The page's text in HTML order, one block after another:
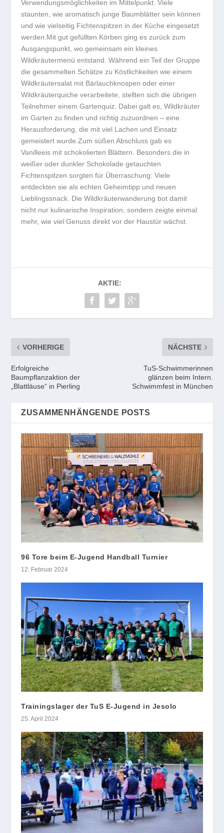
Verwendungsmöglichkeiten im Mittelpunkt. Viele
staunten, wie aromatisch junge Baumblätter sein können
und wie vielseitig Fichtenspitzen in der Küche eingesetzt
werden.Mit gut gefüllten Körben ging es zurück zum
Ausgangspunkt, wo gemeinsam ein kleines
Wildkräutermenü entstand. Während ein Teil der Gruppe
die gesammelten Schätze zu Köstlichkeiten wie einem
Wildkräutersalat mit Bärlauchknospen oder einer
Wildkräuterquiche verarbeitete, stellten sich die übrigen
Teilnehmer einem Gartenquiz. Dabei galt es, Wildkräuter
im Garten zu finden und richtig zuzuordnen – eine
Herausforderung, die mit viel Lachen und Einsatz
gemeistert wurde.Zum süßen Abschluss gab es
Vanilleeis mit schokolierten Blättern. Besonders die in
weißer oder dunkler Schokolade getauchten
Fichtenspitzen sorgten für Überraschung: Viele
entdeckten sie als echten Geheimtipp und neuen
Lieblingssnack. Die Wildkräuterwanderung bot damit
nicht nur kulinarische Inspiration, sondern zeigte einmal
mehr, wie viel Genuss direkt vor der Haustür wächst.
AKTIE:
VORHERIGE
Erfolgreiche
Baumpflanzaktion der
„Blattläuse“ in Pierling
NÄCHSTE
TuS-Schwimmerinnen
glänzen beim Intern.
Schwimmfest in München
ZUSAMMENHÄNGENDE POSTS
96 Tore beim E-Jugend Handball Turnier
12. Februar 2024
Trainingslager der TuS E-Jugend in Jesolo
25. April 2024